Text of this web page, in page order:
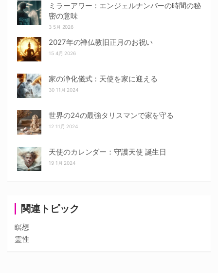
関連トピック
瞑想
霊性
ミラーアワー：エンジェルナンバーの時間の秘
密の意味
3 5月 2026
2027年の禅仏教旧正月のお祝い
15 4月 2026
家の浄化儀式：天使を家に迎える
30 11月 2024
世界の24の最強タリスマンで家を守る
12 11月 2024
天使のカレンダー：守護天使 誕生日
19 1月 2024